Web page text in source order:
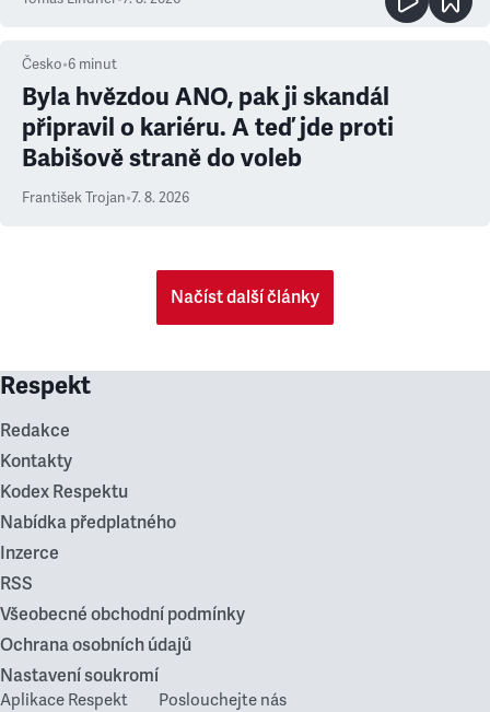
Česko•6 minut
Byla hvězdou ANO, pak ji skandál
připravil o kariéru. A teď jde proti
Babišově straně do voleb
František Trojan•7. 8. 2026
Načíst další články
Respekt
Redakce
Kontakty
Kodex Respektu
Nabídka předplatného
Inzerce
RSS
Všeobecné obchodní podmínky
Ochrana osobních údajů
Nastavení soukromí
Aplikace Respekt Poslouchejte nás